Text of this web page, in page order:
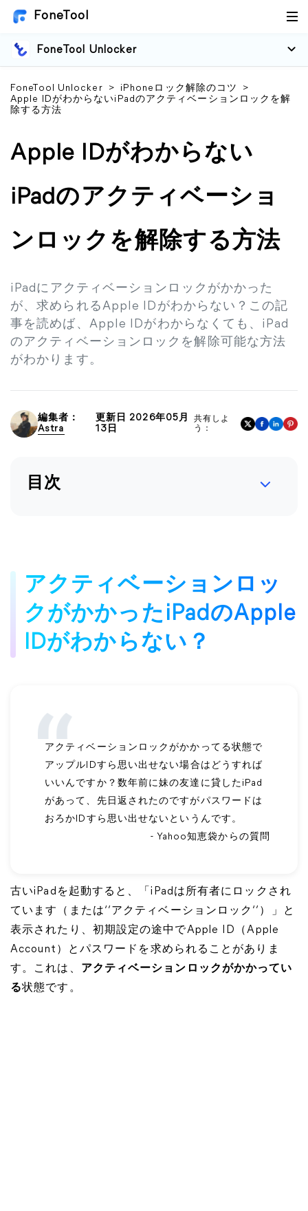
FoneTool
FoneTool Unlocker
FoneTool Unlocker > iPhoneロック解除のコツ
>
Apple IDがわからないiPadのアクティベーションロックを解
除する方法
Apple IDがわからない
iPadのアクティベーショ
ンロックを解除する方法
iPadにアクティベーションロックがかかった
が、求められるApple IDがわからない？この記
事を読めば、Apple IDがわからなくても、iPad
のアクティベーションロックを解除可能な方法
がわかります。
編集者：
Astra
更新日 2026年05月
13日
共有しよ
う：
目次
アクティベーションロッ
クがかかったiPadのApple
IDがわからない？
アクティベーションロックがかかってる状態で
アップルIDすら思い出せない場合はどうすれば
いいんですか？数年前に妹の友達に貸したiPad
があって、先日返されたのですがパスワードは
おろかIDすら思い出せないというんです。
- Yahoo知恵袋からの質問
古いiPadを起動すると、「iPadは所有者にロックされ
ています（または‘’アクティベーションロック‘’）」と
表示されたり、初期設定の途中でApple ID（Apple
Account）とパスワードを求められることがありま
す。これは、 アクティベーションロックがかかってい
る状態です。